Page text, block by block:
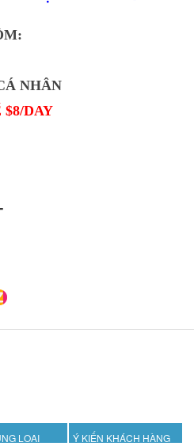
NHÂN
DAY
LOẠI Ý KIẾN KHÁCH HÀNG